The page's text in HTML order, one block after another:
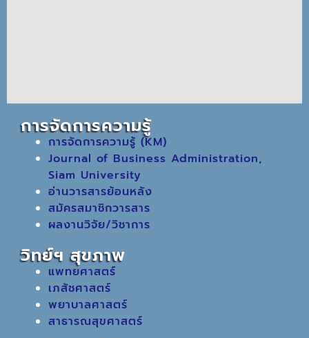
การจัดการความรู้
การจัดการความรู้ (KM)
Journal of Business Administration,
Siam University
อ่านวารสารย้อนหลัง
สมัครสมาชิกวารสาร
ผลงานวิจัย/วิชาการ
วิทย์ฯ สุขภาพ
แพทยศาสตร์
เภสัชศาสตร์
พยาบาลศาสตร์
สาธารณสุขศาสตร์